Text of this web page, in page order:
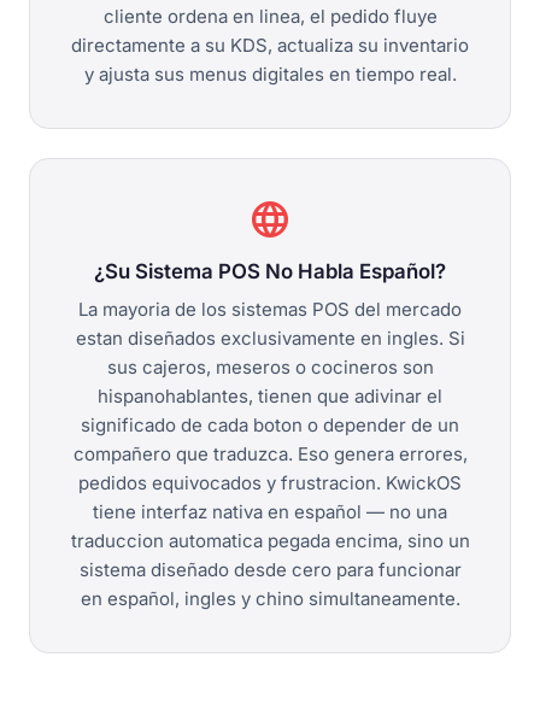
cliente ordena en linea, el pedido fluye
directamente a su KDS, actualiza su inventario
y ajusta sus menus digitales en tiempo real.
language
¿Su Sistema POS No Habla Español?
La mayoria de los sistemas POS del mercado
estan diseñados exclusivamente en ingles. Si
sus cajeros, meseros o cocineros son
hispanohablantes, tienen que adivinar el
significado de cada boton o depender de un
compañero que traduzca. Eso genera errores,
pedidos equivocados y frustracion. KwickOS
tiene interfaz nativa en español — no una
traduccion automatica pegada encima, sino un
sistema diseñado desde cero para funcionar
en español, ingles y chino simultaneamente.